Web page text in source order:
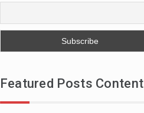
Featured Posts Content